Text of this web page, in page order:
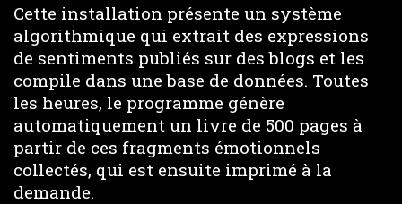
Cette installation présente un système
algorithmique qui extrait des expressions
de sentiments publiés sur des blogs et les
compile dans une base de données. Toutes
les heures, le programme génère
automatiquement un livre de 500 pages à
partir de ces fragments émotionnels
collectés, qui est ensuite imprimé à la
demande.